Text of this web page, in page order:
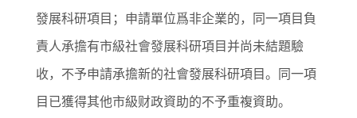
發展科研項目；申請單位爲非企業的，同一項目負
責人承擔有市級社會發展科研項目并尚未結題驗
收，不予申請承擔新的社會發展科研項目。同一項
目已獲得其他市級财政資助的不予重複資助。